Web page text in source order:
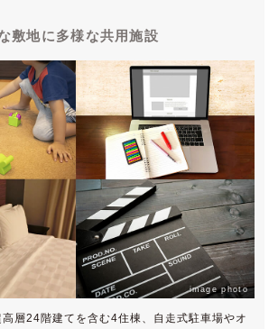
敷地に多様な共用施設
image photo
層24階建てを含む4住棟、自走式駐車場やオ